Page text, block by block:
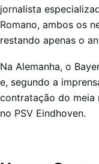
jornalista
Romano, ambos os
restando apenas o
Na Alemanha, o
e, segundo a
contratação do meia
no PSV Eindhoven.